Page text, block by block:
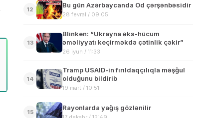
12
Bu gün Azərbaycanda Od çərşənbəsidir
28 fevral / 09:05
13
Blinken: “Ukrayna əks-hücum
əməliyyatı keçirməkdə çətinlik çəkir”
26 iyun / 11:33
14
Tramp USAID-in fırıldaqçılıqla məşğul
olduğunu bildirib
19 mart / 10:51
15
Rayonlarda yağış gözlənilir